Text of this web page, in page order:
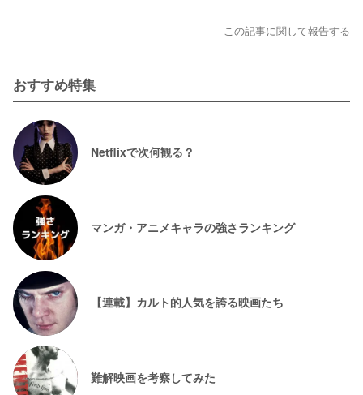
この記事に関して報告する
おすすめ特集
Netflixで次何観る？
マンガ・アニメキャラの強さランキング
【連載】カルト的人気を誇る映画たち
難解映画を考察してみた